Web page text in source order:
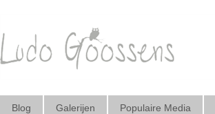
Blog Galerijen Populaire Media